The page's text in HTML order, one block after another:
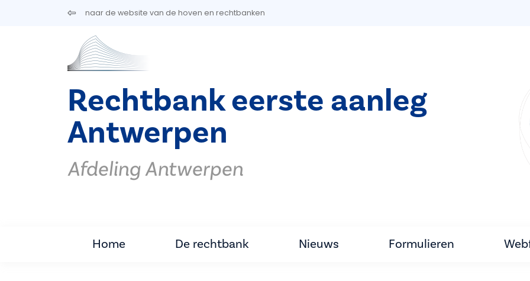
Overslaan en naar de inhoud gaannaar de website van de hoven en rechtbanken
Rechtbank eerste aanleg
Antwerpen
Afdeling Antwerpen
Home De rechtbank Nieuws Formulieren